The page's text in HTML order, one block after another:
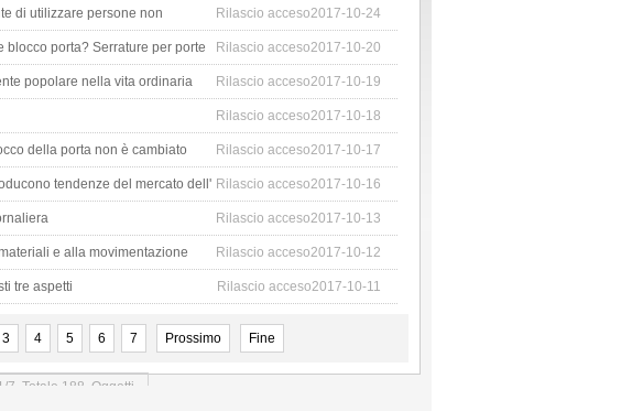
Rilascio acceso2017-10-24
di utilizzare persone non
Rilascio acceso2017-10-20
porta? Serrature per porte
Rilascio acceso2017-10-19
popolare nella vita ordinaria
Rilascio acceso2017-10-18
Rilascio acceso2017-10-17
della porta non è cambiato
Rilascio acceso2017-10-16
tendenze del mercato dell'
Rilascio acceso2017-10-13
Rilascio acceso2017-10-12
e alla movimentazione
Rilascio acceso2017-10-11
tre aspetti
3 4 5 6 7 Prossimo Fine
7 Totale 188 Oggetti